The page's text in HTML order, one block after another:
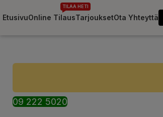
EtusivuOnline Tilaus
TILAA HETI
TarjouksetOta Yhteyttä
09 222 5020